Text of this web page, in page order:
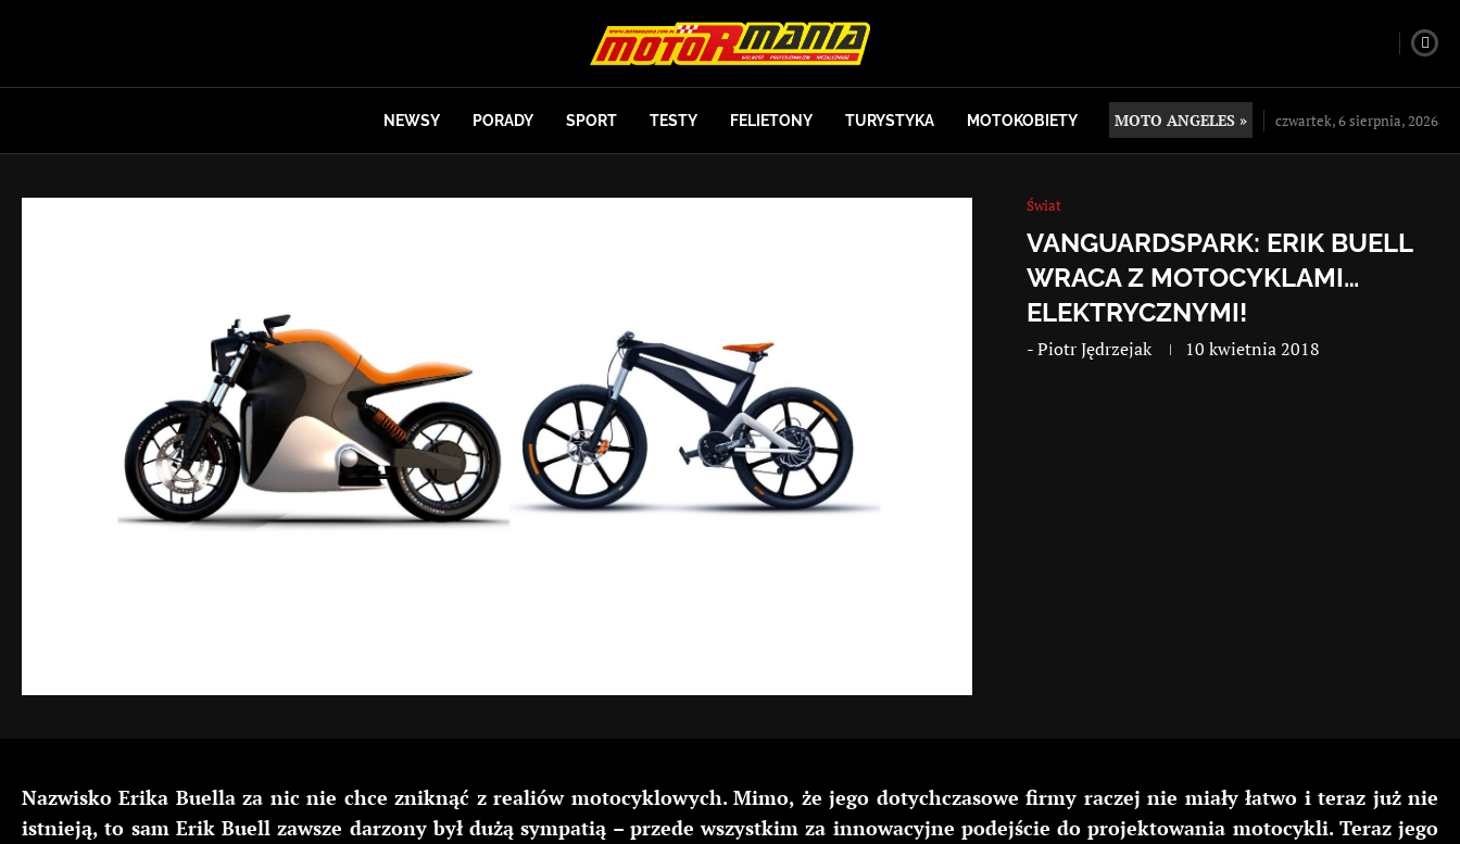
NEWSY PORADY SPORT TESTY FELIETONY TURYSTYKA MOTOKOBIETY MOTO ANGELES » czwartek, 6 sierpnia, 2026
Świat
VANGUARDSPARK: ERIK BUELL
WRACA Z MOTOCYKLAMI…
ELEKTRYCZNYMI!
-Piotr Jędrzejak 10 kwietnia 2018
Nazwisko Erika Buella za nic nie chce zniknąć z realiów motocyklowych. Mimo, że jego dotychczasowe firmy raczej nie miały łatwo i teraz już nie
istnieją, to sam Erik Buell zawsze darzony był dużą sympatią – przede wszystkim za innowacyjne podejście do projektowania motocykli. Teraz jego